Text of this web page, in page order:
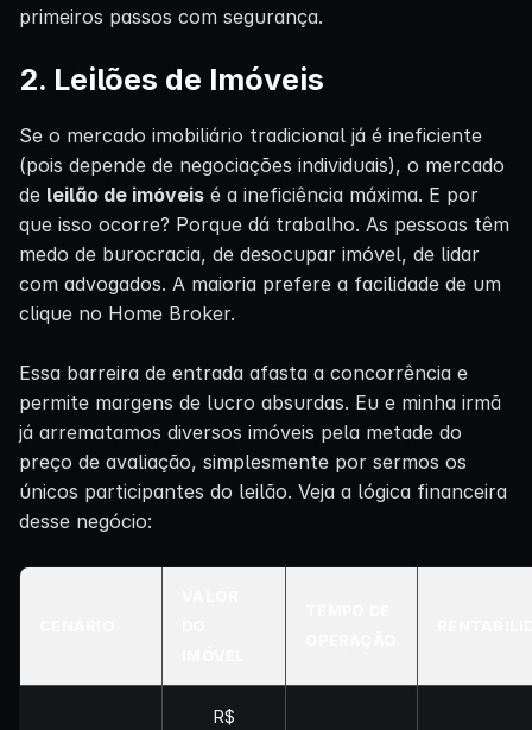
primeiros passos com segurança.
2. Leilões de Imóveis
Se o mercado imobiliário tradicional já é ineficiente
(pois depende de negociações individuais), o mercado
de leilão de imóveis é a ineficiência máxima. E por
que isso ocorre? Porque dá trabalho. As pessoas têm
medo de burocracia, de desocupar imóvel, de lidar
com advogados. A maioria prefere a facilidade de um
clique no Home Broker.
Essa barreira de entrada afasta a concorrência e
permite margens de lucro absurdas. Eu e minha irmã
já arrematamos diversos imóveis pela metade do
preço de avaliação, simplesmente por sermos os
únicos participantes do leilão. Veja a lógica financeira
desse negócio:
R$